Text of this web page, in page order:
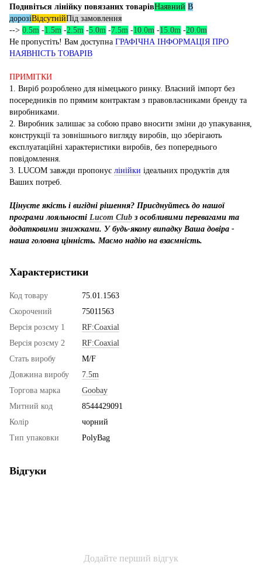
Подивіться лінійку повязаних товарівНаявний В
дорозіВідсутнійПід замовлення
--> 0.5m -1.5m -2.5m -5.0m -7.5m -10.0m -15.0m -20.0m
Не пропустіть! Вам доступна ГРАФІЧНА ІНФОРМАЦІЯ ПРО
НАЯВНІСТЬ ТОВАРІВ
ПРИМІТКИ
1. Виріб розроблено для німецького ринку. Власний імпорт без
посередників по прямим контрактам з правовласниками бренду та
виробниками.
2. Виробник залишає за собою право вносити зміни до упакування,
конструкції та зовнішнього вигляду виробів, що зберігають
експлуатаційні характеристики виробів, без попереднього
повідомлення.
3. LUCOM завжди пропонує лінійки ідеальних продуктів для
Ваших потреб.
Цінуєте якість і вигідні рішення? Приєднуйтесь до нашої
програми лояльності Lucom Club з особливими перевагами та
додатковими знижками. У будь-якому випадку Ваша довіра -
наша головна цінність. Маємо надію на взаємність.
Характеристики
Код товару
75.01.1563
Скорочений
75011563
Версія розєму 1
RF:Coaxial
Версія розєму 2
RF:Coaxial
Стать виробу
M/F
Довжина виробу
7.5m
Торгова марка
Goobay
Митний код
8544429091
Колір
чорний
Тип упаковки
PolyBag
Відгуки
Додайте перший відгук